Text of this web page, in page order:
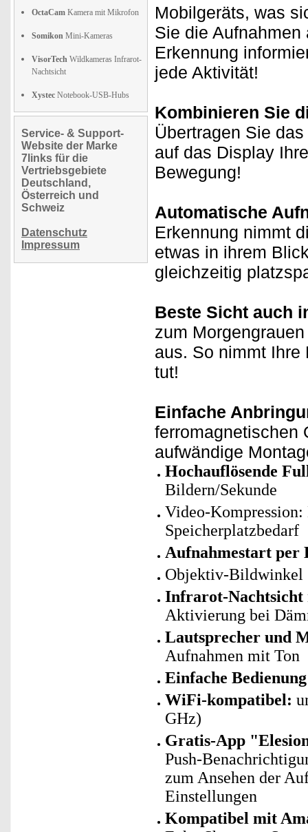
OctaCam Kamera mit Mikrofon
Somikon Mini-Kameras
VisorTech Wildkameras Infrarot-
Nachtsicht
Xystec Notebook-USB-Hubs
Service- & Support-
Website der Marke
7links für die
Vertriebsgebiete
Deutschland,
Österreich und
Schweiz
Datenschutz
Impressum
Mobilgeräts, was
Sie die
Erkennung
jede Aktivität!
Kombinieren Sie
Übertragen Sie
auf das Display
Bewegung!
Automatische
Erkennung nimmt
etwas in ihrem
gleichzeitig
Beste Sicht auch
zum
aus. So nimmt
tut!
Einfache
ferromagnetischen
aufwändige
Hochauflösende
Bildern/Sekunde
Video-
Speicherplatzbedarf
Aufnahmestart per
Objektiv-Bildwinkel
Infrarot-Nachtsicht
Aktivierung bei
Lautsprecher und
Aufnahmen mit Ton
Einfache
WiFi-kompatibel:
GHz)
Gratis-App
Push-
zum Ansehen der
Einstellungen
Kompatibel mit